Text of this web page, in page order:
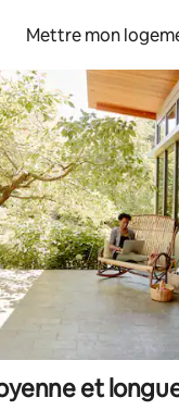
Mettre mon
et